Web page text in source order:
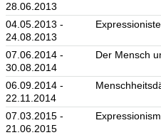
28.06.2013
04.05.2013 -
24.08.2013
07.06.2014 -
30.08.2014
Der Mensch
06.09.2014 -
22.11.2014
07.03.2015 -
21.06.2015